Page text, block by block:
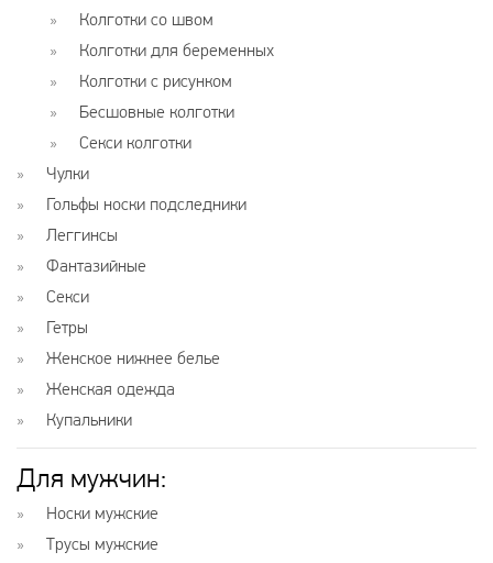
Колготки со швом
Колготки для беременных
Колготки с рисунком
Бесшовные колготки
Секси колготки
Чулки
Гольфы носки подследники
Леггинсы
Фантазийные
Секси
Гетры
Женское нижнее белье
Женская одежда
Купальники
Для мужчин:
Носки мужские
Трусы мужские